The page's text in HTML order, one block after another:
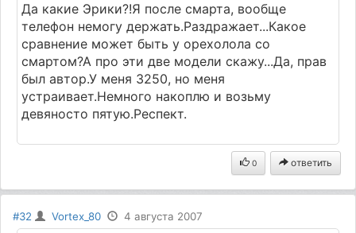
Да какие Эрики?!Я после смарта, вообще
телефон немогу держать.Раздражает...Какое
сравнение может быть у орехолола со
смартом?А про эти две модели скажу...Да, прав
был автор.У меня 3250, но меня
устраивает.Немного накоплю и возьму
девяносто пятую.Респект.
0 ответить
#32 Vortex_80 4 августа 2007